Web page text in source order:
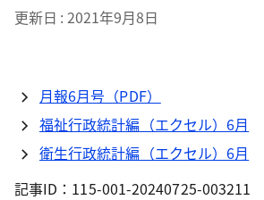
更新日 2021年9月8日
月報6月号（PDF）
福祉行政統計編（エクセル）6月
衛生行政統計編（エクセル）6月
記事ID：115-001-20240725-003211